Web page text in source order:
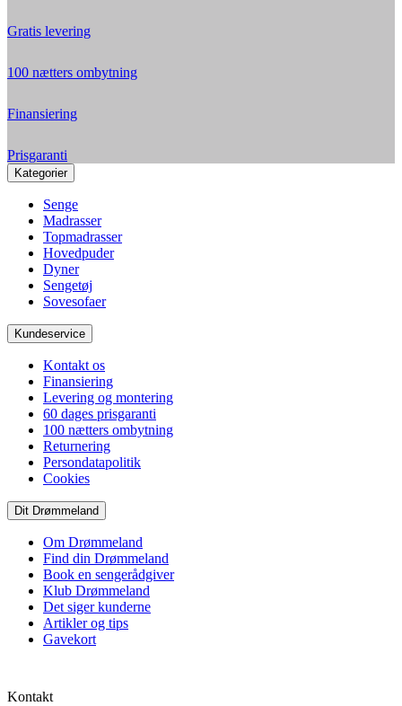
Gratis levering
100 nætters ombytning
Finansiering
Prisgaranti
Kategorier
Senge
Madrasser
Topmadrasser
Hovedpuder
Dyner
Sengetøj
Sovesofaer
Kundeservice
Kontakt os
Finansiering
Levering og montering
60 dages prisgaranti
100 nætters ombytning
Returnering
Persondatapolitik
Cookies
Dit Drømmeland
Om Drømmeland
Find din Drømmeland
Book en sengerådgiver
Klub Drømmeland
Det siger kunderne
Artikler og tips
Gavekort
Kontakt